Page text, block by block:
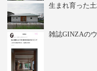
生まれ育った
雑誌GINZAの